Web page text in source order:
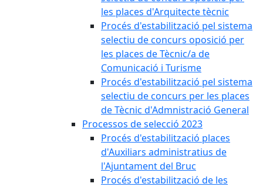
les places d'Arquitecte tècnic
Procés d'estabilització pel sistema
selectiu de concurs oposició per
les places de Tècnic/a de
Comunicació i Turisme
Procés d'estabilització pel sistema
selectiu de concurs per les places
de Tècnic d'Admnistració General
Processos de selecció 2023
Procés d'estabilització places
d'Auxiliars administratius de
l'Ajuntament del Bruc
Procés d'estabilització de les